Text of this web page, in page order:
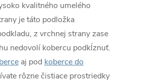
kvalitného umelého
je táto podložka
z vrchnej strany zase
nedovolí kobercu podkĺznuť.
aj pod koberce do
rôzne čistiace prostriedky